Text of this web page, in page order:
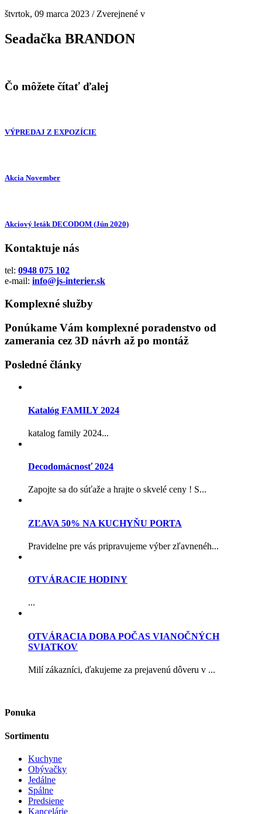
štvrtok, 09 marca 2023 /Zverejnené v
Seadačka BRANDON
Čo môžete čítať ďalej
VÝPREDAJ Z EXPOZÍCIE
Akcia November
Akciový leták DECODOM (Jún 2020)
Kontaktuje nás
tel: 0948 075 102
e-mail: info@js-interier.sk
Komplexné služby
Ponúkame Vám komplexné poradenstvo od
zamerania cez 3D návrh až po montáž
Posledné články
Katalóg FAMILY 2024
katalog family 2024...
Decodomácnosť 2024
Zapojte sa do súťaže a hrajte o skvelé ceny ! S...
ZĽAVA 50% NA KUCHYŇU PORTA
Pravidelne pre vás pripravujeme výber zľavnenéh...
OTVÁRACIE HODINY
...
OTVÁRACIA DOBA POČAS VIANOČNÝCH
SVIATKOV
Milí zákazníci, ďakujeme za prejavenú dôveru v ...
Ponuka
Sortimentu
Kuchyne
Obývačky
Jedálne
Spálne
Predsiene
Kancelárie